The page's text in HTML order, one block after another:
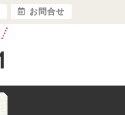
お問合せ